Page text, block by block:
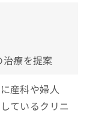
療を提案
産科や婦人
ているクリニ